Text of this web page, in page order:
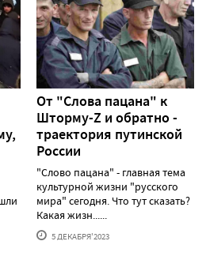
От "Слова пацана" к
Шторму-Z и обратно -
траектория путинской
России
"Слово пацана" - главная тема
культурной жизни "русского
мира" сегодня. Что тут сказать?
Какая жизн......
5 ДЕКАБРЯ'2023